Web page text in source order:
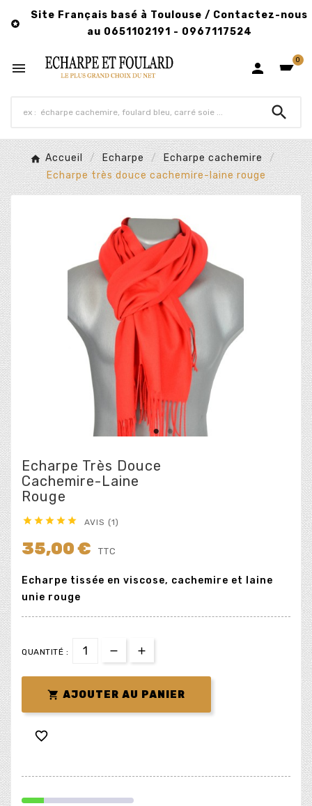

Site Français basé à Toulouse / Contactez-nous
au 0651102191 - 0967117524
  0

Accueil Echarpe
Echarpe cachemire
Echarpe très douce cachemire-laine rouge
Echarpe Très Douce
Cachemire-Laine
Rouge
     AVIS (1)
35,00 € TTC
Echarpe tissée en viscose, cachemire et laine
unie rouge
QUANTITÉ :
 AJOUTER AU PANIER
